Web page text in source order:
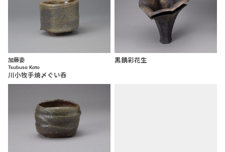
加藤委
Tsubusa Kato
川小牧手焼〆ぐい呑
黒錆彩花生